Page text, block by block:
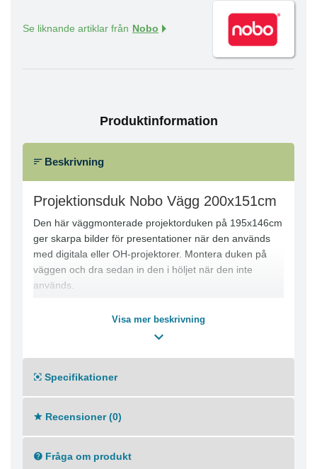
Se liknande artiklar från Nobo
Produktinformation
Beskrivning
Projektionsduk Nobo Vägg 200x151cm
Den här väggmonterade projektorduken på 195x146cm
ger skarpa bilder för presentationer när den används
med digitala eller OH-projektorer. Montera duken på
väggen och dra sedan in den i höljet när den inte
används.
Nobos projektordukar ger en levande matt yta och svart
standardformatet 4:3 som passar de flesta
presentationsformat.
Används med digitala eller OH-projektorer
Bildformat: 4:3 (standard)
Matt vit yta och svarta kanter för skarp bildkvalitet
Visa mer beskrivning
Specifikationer
Recensioner (0)
Fråga om produkt